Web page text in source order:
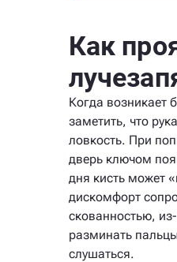
Как
Когда возникает
заметить, что
ловкость. При
дверь ключом
дня кисть может
дискомфорт
скованностью,
разминать
слушаться.